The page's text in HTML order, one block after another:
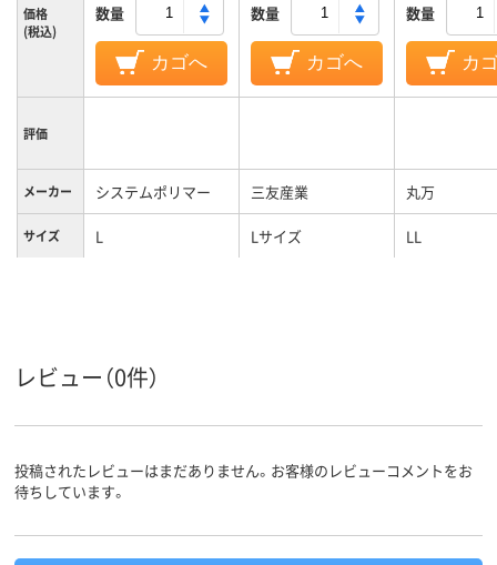
価格
(税込)
数量
カゴへ
数量
カゴへ
数量
カ
評価
メーカー システムポリマー 三友産業 丸万
サイズ L Lサイズ LL
レビュー（0件）
投稿されたレビューはまだありません。お客様のレビューコメントをお
待ちしています。